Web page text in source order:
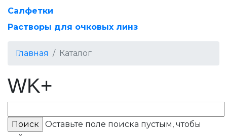
Салфетки
Растворы для очковых линз
Главная Каталог
WK+
Оставьте поле поиска пустым, чтобы